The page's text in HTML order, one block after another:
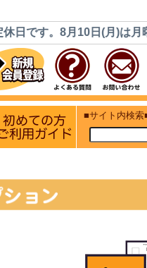
。8月10日(月)は月曜日で
初めての方 ご
■サイト内検索